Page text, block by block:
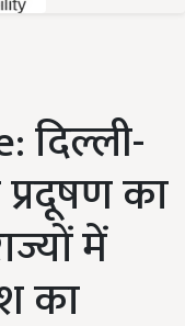
दिल्ली-
का
में
का